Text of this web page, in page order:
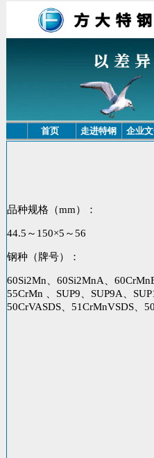
首页 走进特钢 企业
品种规格（mm）：
44.5～150×5～56
钢种（牌号）：
60Si2Mn、60Si2MnA、
55CrMn 、SUP9、SUP9A、
50CrVASDS、51CrMnVSDS、